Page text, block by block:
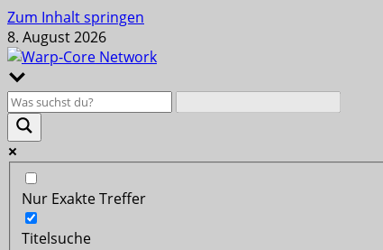
Zum Inhalt springen
8. August 2026
Nur Exakte Treffer
Titelsuche